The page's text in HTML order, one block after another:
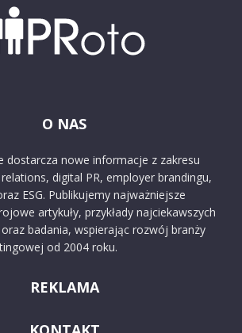
O NAS
dostarcza nowe informacje z zakresu
digital PR, employer brandingu,
ESG. Publikujemy najważniejsze
artykuły, przykłady najciekawszych
badania, wspierając rozwój branży
od 2004 roku.
REKLAMA